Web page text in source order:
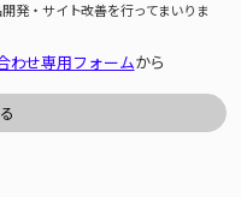
発・サイト改善を行ってまいりま
わせ専用フォームから